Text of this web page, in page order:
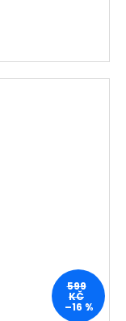
599
KČ
–16 %